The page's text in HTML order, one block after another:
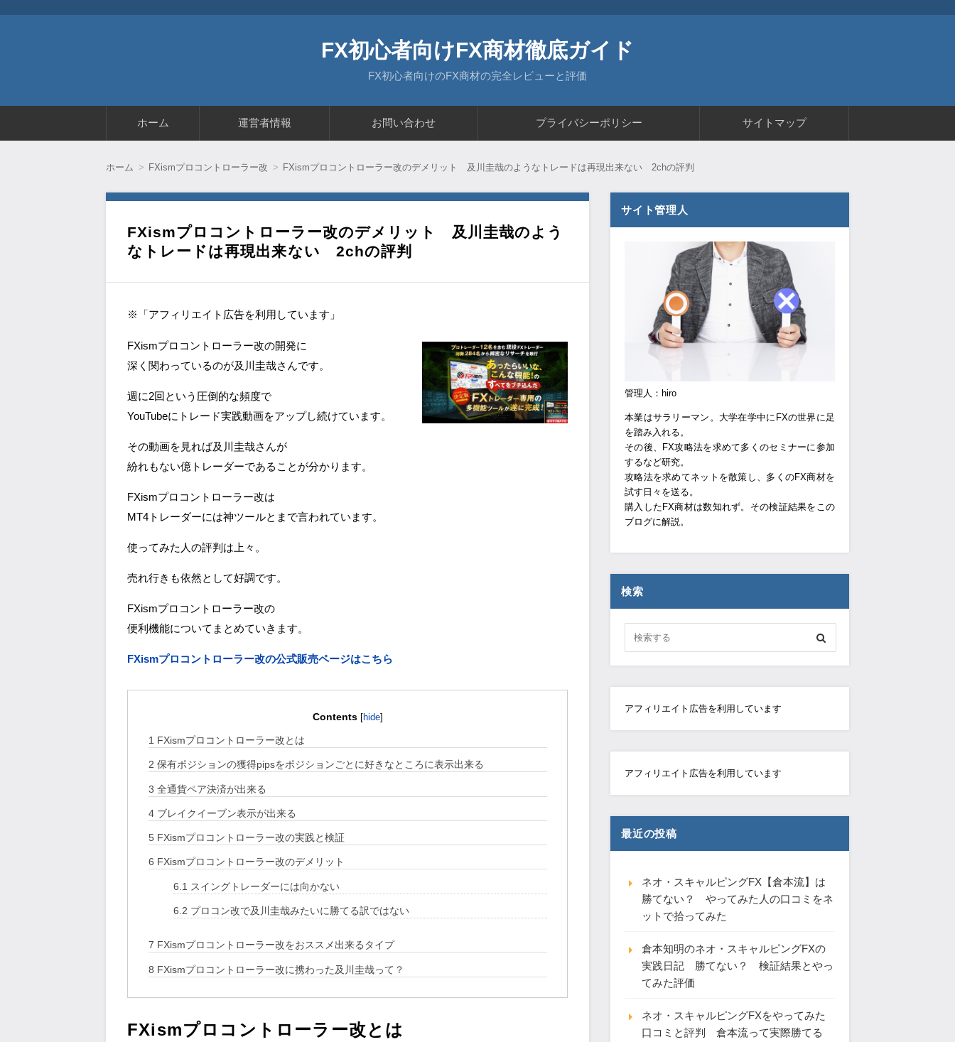
FX初心者向けFX商材徹底ガイド
FX初心者向けのFX商材の完全レビューと評価
ホーム 運営者情報 お問い合わせ プライバシーポリシー サイトマップ
ホーム FXismプロコントローラー改 FXismプロコントローラー改のデメリット 及川圭哉のようなトレードは再現出来ない 2chの評判
FXismプロコントローラー改のデメリット 及川圭哉のよう
なトレードは再現出来ない 2chの評判
※「アフィリエイト広告を利用しています」
FXismプロコントローラー改の開発に
深く関わっているのが及川圭哉さんです。
週に2回という圧倒的な頻度で
YouTubeにトレード実践動画をアップし続けています。
その動画を見れば及川圭哉さんが
紛れもない億トレーダーであることが分かります。
FXismプロコントローラー改は
MT4トレーダーには神ツールとまで言われています。
使ってみた人の評判は上々。
売れ行きも依然として好調です。
FXismプロコントローラー改の
便利機能についてまとめていきます。
FXismプロコントローラー改の公式販売ページはこちら
Contents [hide]
1 FXismプロコントローラー改とは
2 保有ポジションの獲得pipsをポジションごとに好きなところに表示出来る
3 全通貨ペア決済が出来る
4ブレイクイーブン表示が出来る
5FXismプロコントローラー改の実践と検証
6 FXismプロコントローラー改のデメリット
6.1 スイングトレーダーには向かない
6.2 プロコン改で及川圭哉みたいに勝てる訳ではない
7 FXismプロコントローラー改をおススメ出来るタイプ
8 FXismプロコントローラー改に携わった及川圭哉って？
FXismプロコントローラー改とは
サイト管理人
管理人：hiro
本業はサラリーマン。大学在学中にFXの世界に足
を踏み入れる。
その後、FX攻略法を求めて多くのセミナーに参加
するなど研究。
攻略法を求めてネットを散策し、多くのFX商材を
試す日々を送る。
購入したFX商材は数知れず。その検証結果をこの
ブログに解説。
検索
アフィリエイト広告を利用しています
アフィリエイト広告を利用しています
最近の投稿
ネオ・スキャルピングFX【倉本流】は
勝てない？ やってみた人の口コミをネ
ットで拾ってみた
倉本知明のネオ・スキャルピングFXの
実践日記 勝てない？ 検証結果とやっ
てみた評価
ネオ・スキャルピングFXをやってみた
口コミと評判 倉本流って実際勝てる